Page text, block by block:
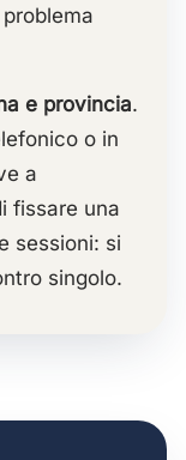
e provincia.
o in
a
fissare una
sessioni: si
singolo.